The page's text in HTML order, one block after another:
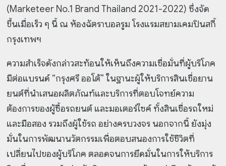
(Marketeer No.1 Brand Thailand 2021-2022) ซึ่งจัด
ขึ้นเมื่อเร็ว ๆ นี้ ณ ห้องฉัตราบอลรูม โรงแรมสยามเคมปินสกี้
กรุงเทพฯ
ความสำเร็จดังกล่าวสะท้อนให้เห็นถึงความเชื่อมั่นที่ผู้บริโภค
มีต่อแบรนด์ “กรุงศรี ออโต้” ในฐานะผู้ให้บริการสินเชื่อยาน
ยนต์ที่นำเสนอผลิตภัณฑ์และบริการที่ตอบโจทย์ความ
ต้องการของผู้ซื้อรถยนต์ และมอเตอร์ไซค์ ทั้งสินเชื่อรถใหม่
และมือสอง รวมถึงผู้ใช้รถ อย่างครบวงจร นอกจากนี้ ยังมุ่ง
มั่นในการพัฒนานวัตกรรมเพื่อตอบสนองการใช้ชีวิตที่
เปลี่ยนไปของผู้บริโภค ตลอดจนการยึดมั่นในการให้บริการ